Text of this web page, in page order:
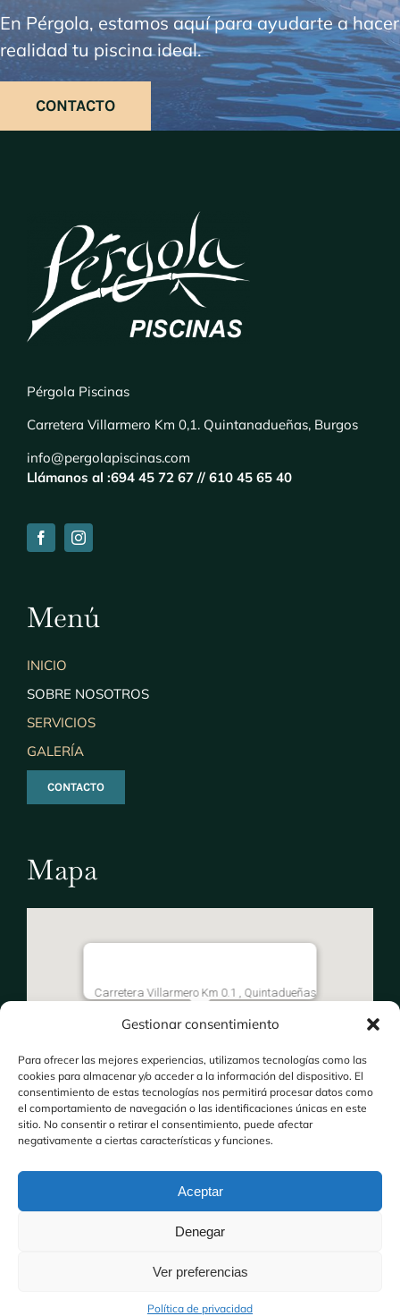
Gestionar consentimiento
Para ofrecer las mejores experiencias, utilizamos tecnologías como las
cookies para almacenar y/o acceder a la información del dispositivo. El
consentimiento de estas tecnologías nos permitirá procesar datos como
el comportamiento de navegación o las identificaciones únicas en este
sitio. No consentir o retirar el consentimiento, puede afectar
negativamente a ciertas características y funciones.
Aceptar
Denegar
Ver preferencias
Política de privacidad
En Pérgola, estamos aquí para ayudarte a hacer
realidad tu piscina ideal.
CONTACTO
Pérgola Piscinas
Carretera Villarmero Km 0,1. Quintanadueñas, Burgos
info@pergolapiscinas.com
Llámanos al :694 45 72 67 // 610 45 65 40
Menú
INICIO
SOBRE NOSOTROS
SERVICIOS
GALERÍA
CONTACTO
Mapa
Carretera Villarmero Km 0.1 , Quintadueñas